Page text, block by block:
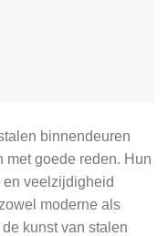
binnendeuren
met goede reden. Hun
veelzijdigheid
moderne als
kunst van stalen